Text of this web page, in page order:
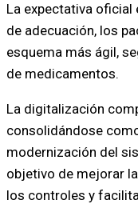
La expectativa oficial
de adecuación, los
esquema más ágil,
de medicamentos.
La digitalización
consolidándose
modernización del
objetivo de mejorar
los controles y